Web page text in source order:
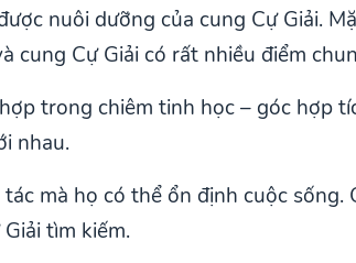
nuôi dưỡng của cung Cự Giải.
cung Cự Giải có rất nhiều điểm
trong chiêm tinh học – góc hợp
nhau.
mà họ có thể ổn định cuộc sống.
tìm kiếm.